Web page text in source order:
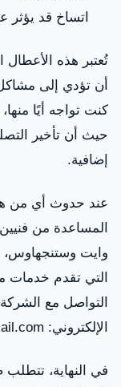
اتساخ قد يؤثر
تُعتبر هذه الأعطال
أن تؤدي إلى
كنت تواجه أيًا
حيث أن تأخير
إضافية.
عند حدوث أي من
المساعدة من
وايت
التي تقدم خدمات
الإلكتروني: Emiratefix@gmail.com.
في النهاية، تتطلب